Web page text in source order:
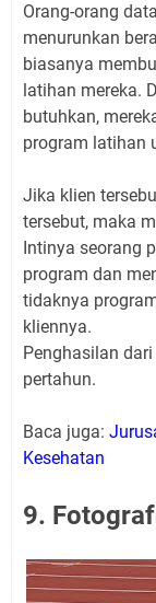
Orang-orang
menurunkan
biasanya
latihan mereka.
butuhkan,
program latihan
Jika klien
tersebut, maka
Intinya seorang
program dan
tidaknya
kliennya.
Penghasilan
pertahun.
Baca juga:
Kesehatan
9.